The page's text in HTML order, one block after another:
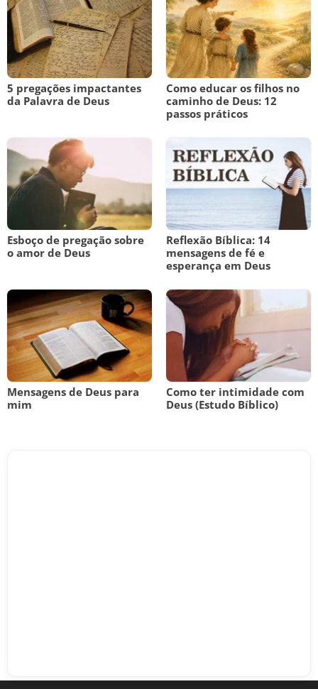
5 pregações impactantes
da Palavra de Deus
Como educar os filhos no
caminho de Deus: 12
passos práticos
Esboço de pregação sobre
o amor de Deus
Reflexão Bíblica: 14
mensagens de fé e
esperança em Deus
Mensagens de Deus para
mim
Como ter intimidade com
Deus (Estudo Bíblico)